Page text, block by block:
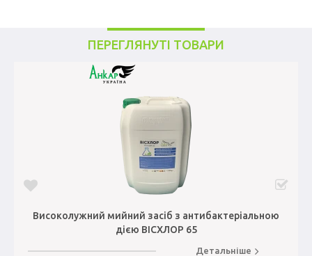
ПЕРЕГЛЯНУТІ ТОВАРИ
Високолужний мийний засіб з антибактеріальною
дією ВІСХЛОР 65
Детальніше